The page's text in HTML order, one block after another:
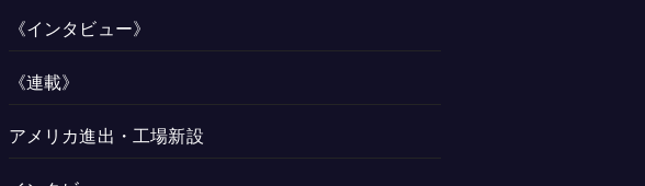
《インタビュー》
《連載》
アメリカ進出・工場新設